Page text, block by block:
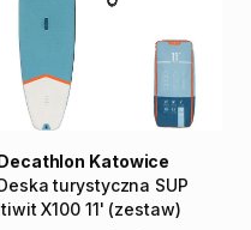
turystyczna SUP
X100 11' (zestaw)
Katowice